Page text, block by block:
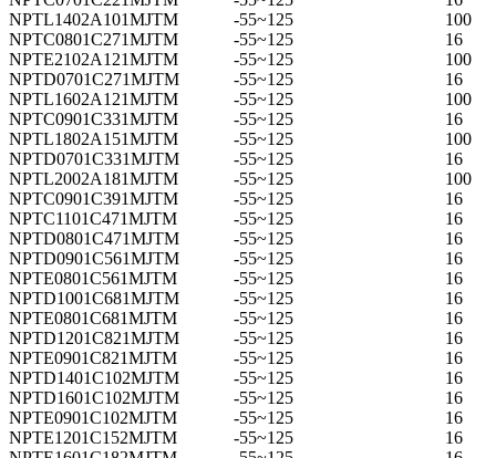
NPTL1402A101MJTM
-55~125
100
NPTC0801C271MJTM
-55~125
16
NPTE2102A121MJTM
-55~125
100
NPTD0701C271MJTM
-55~125
16
NPTL1602A121MJTM
-55~125
100
NPTC0901C331MJTM
-55~125
16
NPTL1802A151MJTM
-55~125
100
NPTD0701C331MJTM
-55~125
16
NPTL2002A181MJTM
-55~125
100
NPTC0901C391MJTM
-55~125
16
NPTC1101C471MJTM
-55~125
16
NPTD0801C471MJTM
-55~125
16
NPTD0901C561MJTM
-55~125
16
NPTE0801C561MJTM
-55~125
16
NPTD1001C681MJTM
-55~125
16
NPTE0801C681MJTM
-55~125
16
NPTD1201C821MJTM
-55~125
16
NPTE0901C821MJTM
-55~125
16
NPTD1401C102MJTM
-55~125
16
NPTD1601C102MJTM
-55~125
16
NPTE0901C102MJTM
-55~125
16
NPTE1201C152MJTM
-55~125
16